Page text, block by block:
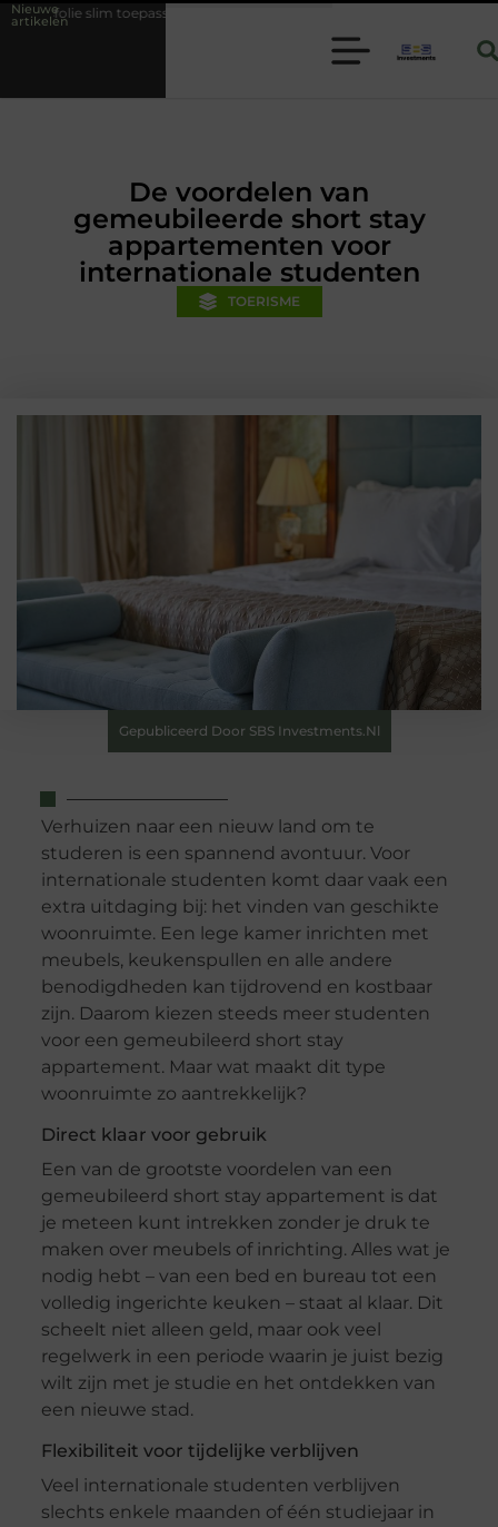
Nieuwe
artikelen
binnen moderne folie techniek
De voordelen van
gemeubileerde short stay
appartementen voor
internationale studenten
TOERISME
Gepubliceerd Door SBS Investments.nl
Verhuizen naar een nieuw land om te
studeren is een spannend avontuur. Voor
internationale studenten komt daar vaak een
extra uitdaging bij: het vinden van geschikte
woonruimte. Een lege kamer inrichten met
meubels, keukenspullen en alle andere
benodigdheden kan tijdrovend en kostbaar
zijn. Daarom kiezen steeds meer studenten
voor een gemeubileerd short stay
appartement. Maar wat maakt dit type
woonruimte zo aantrekkelijk?
Direct klaar voor gebruik
Een van de grootste voordelen van een
gemeubileerd short stay appartement is dat
je meteen kunt intrekken zonder je druk te
maken over meubels of inrichting. Alles wat je
nodig hebt – van een bed en bureau tot een
volledig ingerichte keuken – staat al klaar. Dit
scheelt niet alleen geld, maar ook veel
regelwerk in een periode waarin je juist bezig
wilt zijn met je studie en het ontdekken van
een nieuwe stad.
Flexibiliteit voor tijdelijke verblijven
Veel internationale studenten verblijven
slechts enkele maanden of één studiejaar in